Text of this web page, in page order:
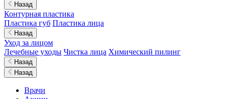
Назад
Контурная пластика
Пластика губ Пластика лица
Назад
Уход за лицом
Лечебные уходы Чистка лица Химический пилинг
Назад
Назад
Врачи